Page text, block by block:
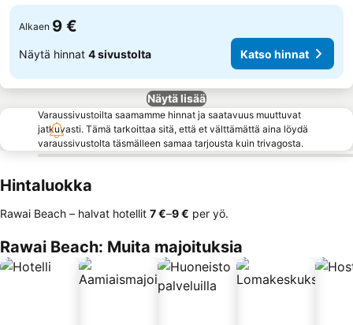
Alkaen 9 €
Näytä hinnat 4 sivustolta Katso hinnat
Näytä lisää
Varaussivustoilta saamamme hinnat ja saatavuus muuttuvat
jatkuvasti. Tämä tarkoittaa sitä, että et välttämättä aina löydä
varaussivustolta täsmälleen samaa tarjousta kuin trivagosta.
Hintaluokka
Rawai Beach – halvat hotellit ‎7 €–‎9 € per yö.
Rawai Beach: Muita majoituksia